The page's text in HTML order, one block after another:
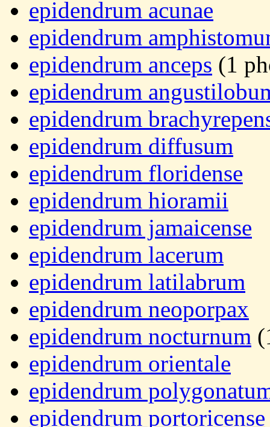
epidendrum acunae
epidendrum
epidendrum anceps (1
epidendrum
epidendrum
epidendrum diffusum
epidendrum floridense
epidendrum hioramii
epidendrum jamaicense
epidendrum lacerum
epidendrum latilabrum
epidendrum neoporpax
epidendrum nocturnum
epidendrum orientale
epidendrum
epidendrum portoricense